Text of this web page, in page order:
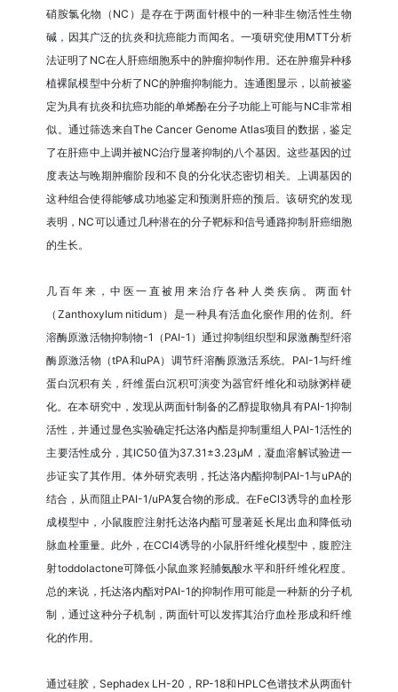
硝胺氯化物（NC）是存在于两面针根中的一种非生物活性生物
碱，因其广泛的抗炎和抗癌能力而闻名。一项研究使用MTT分析
法证明了NC在人肝癌细胞系中的肿瘤抑制作用。还在肿瘤异种移
植裸鼠模型中分析了NC的肿瘤抑制能力。连通图显示，以前被鉴
定为具有抗炎和抗癌功能的单烯酚在分子功能上可能与NC非常相
似。通过筛选来自The Cancer Genome Atlas项目的数据，鉴定
了在肝癌中上调并被NC治疗显著抑制的八个基因。这些基因的过
度表达与晚期肿瘤阶段和不良的分化状态密切相关。上调基因的
这种组合使得能够成功地鉴定和预测肝癌的预后。该研究的发现
表明，NC可以通过几种潜在的分子靶标和信号通路抑制肝癌细胞
的生长。
几百年来，中医一直被用来治疗各种人类疾病。两面针
（Zanthoxylum nitidum）是一种具有活血化瘀作用的佐剂。纤
溶酶原激活物抑制物-1（PAI-1）通过抑制组织型和尿激酶型纤溶
酶原激活物（tPA和uPA）调节纤溶酶原激活系统。PAI-1与纤维
蛋白沉积有关，纤维蛋白沉积可演变为器官纤维化和动脉粥样硬
化。在本研究中，发现从两面针制备的乙醇提取物具有PAI-1抑制
活性，并通过显色实验确定托达洛内酯是抑制重组人PAI-1活性的
主要活性成分，其IC50值为37.31±3.23μM，凝血溶解试验进一
步证实了其作用。体外研究表明，托达洛内酯抑制PAI-1与uPA的
结合，从而阻止PAI-1/uPA复合物的形成。在FeCl3诱导的血栓形
成模型中，小鼠腹腔注射托达洛内酯可显著延长尾出血和降低动
脉血栓重量。此外，在CCl4诱导的小鼠肝纤维化模型中，腹腔注
射toddolactone可降低小鼠血浆羟脯氨酸水平和肝纤维化程度。
总的来说，托达洛内酯对PAI-1的抑制作用可能是一种新的分子机
制，通过这种分子机制，两面针可以发挥其治疗血栓形成和纤维
化的作用。
通过硅胶，Sephadex LH-20，RP-18和HPLC色谱技术从两面针